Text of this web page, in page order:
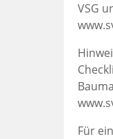
VSG
Für